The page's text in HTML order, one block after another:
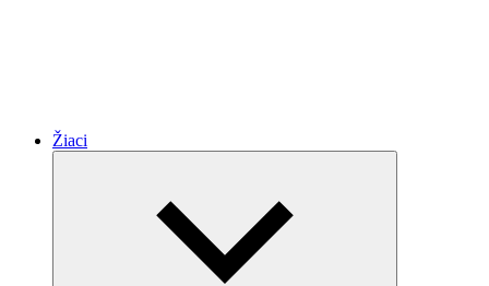
Žiaci